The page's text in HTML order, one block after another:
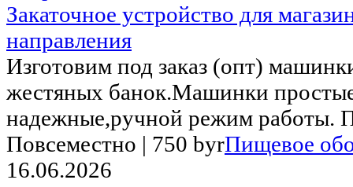
Закаточное устройство для
направления
Изготовим под заказ (опт)
жестяных банок.Машинки
надежные,ручной режим работы.
Повсеместно | 750 byrПищевое
16.06.2026